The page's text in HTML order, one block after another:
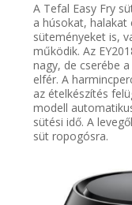
A Tefal Easy Fry
a húsokat, halakat
süteményeket is,
működik. Az
nagy, de cserébe
elfér. A
az ételkészítés
modell
sütési idő. A
süt ropogósra.